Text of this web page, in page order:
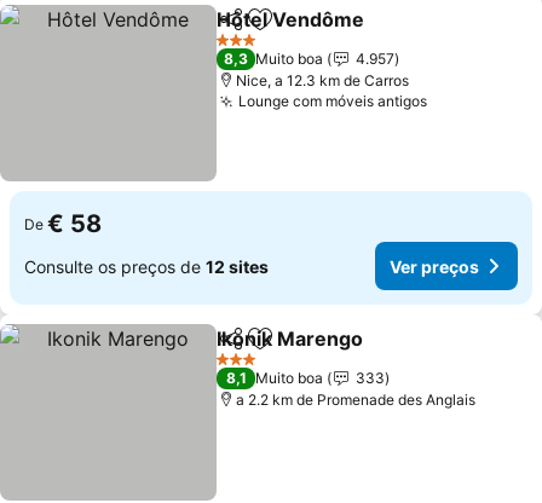
PartilharAdicionar aos favoritos
Hôtel Vendôme
3 Estrelas
8,3 Muito boa
4.957
Nice, a 12.3 km de Carros
Lounge com móveis antigosVer preços
De € 58
Consulte os preços de 12 sites Ver preços
PartilharAdicionar aos favoritos
Ikonik Marengo
3 Estrelas
8,1 Muito boa
333
a 2.2 km de Promenade des Anglais